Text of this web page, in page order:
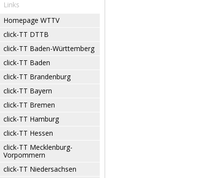
Links
Homepage WTTV
click-TT DTTB
click-TT Baden-Württemberg
click-TT Baden
click-TT Brandenburg
click-TT Bayern
click-TT Bremen
click-TT Hamburg
click-TT Hessen
click-TT Mecklenburg-
Vorpommern
click-TT Niedersachsen